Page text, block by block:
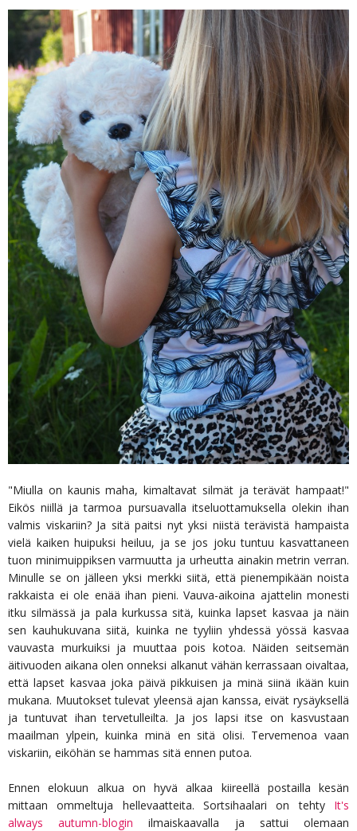
"Miulla on kaunis maha, kimaltavat silmät ja terävät hampaat!"
Eikös niillä ja tarmoa pursuavalla itseluottamuksella olekin ihan
valmis viskariin? Ja sitä paitsi nyt yksi niistä terävistä hampaista
vielä kaiken huipuksi heiluu, ja se jos joku tuntuu kasvattaneen
tuon minimuippiksen varmuutta ja urheutta ainakin metrin verran.
Minulle se on jälleen yksi merkki siitä, että pienempikään noista
rakkaista ei ole enää ihan pieni. Vauva-aikoina ajattelin monesti
itku silmässä ja pala kurkussa sitä, kuinka lapset kasvaa ja näin
sen kauhukuvana siitä, kuinka ne tyyliin yhdessä yössä kasvaa
vauvasta murkuiksi ja muuttaa pois kotoa. Näiden seitsemän
äitivuoden aikana olen onneksi alkanut vähän kerrassaan oivaltaa,
että lapset kasvaa joka päivä pikkuisen ja minä siinä ikään kuin
mukana. Muutokset tulevat yleensä ajan kanssa, eivät rysäyksellä
ja tuntuvat ihan tervetulleilta. Ja jos lapsi itse on kasvustaan
maailman ylpein, kuinka minä en sitä olisi. Tervemenoa vaan
viskariin, eiköhän se hammas sitä ennen putoa.
Ennen elokuun alkua on hyvä alkaa kiireellä postailla kesän
mittaan ommeltuja hellevaatteita. Sortsihaalari on tehtyIt's
always autumn-blogin ilmaiskaavalla ja sattui olemaan